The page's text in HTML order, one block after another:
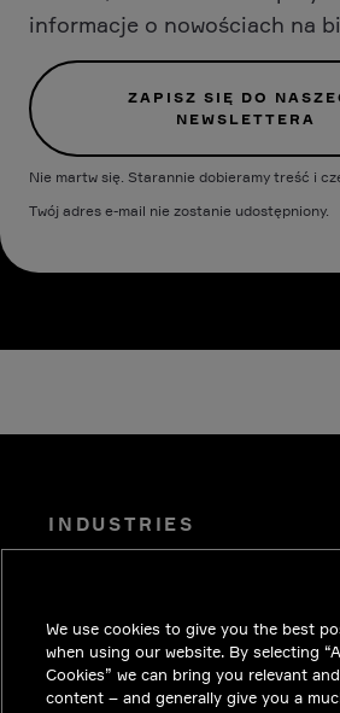
informacje o nowościach na
ZAPISZ SIĘ DO
NEWSLETTERA
Nie martw się. Starannie dobieramy treść i
Twój adres e-mail nie zostanie udostępniony.
INDUSTRIES
PRACA
INWESTORZY
We use cookies to give you the best
when using our website. By selecting
Cookies” we can bring you relevant
content – and generally give you a